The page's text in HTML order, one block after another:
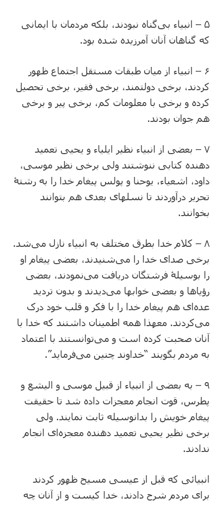
۵ – انبیاء بی‌گناه نبودند، بلکه مردمان با ایمانی
که گناهان آنان آمرزیده شده بود.
۶ – انبیاء از میان طبقات مستقل اجتماع ظهور
کردند، برخی دولتمند، برخی فقیر، برخی تحصیل
کرده و برخی با معلومات کم، برخی پیر و برخی
هم جوان بودند.
۷ – بعضی از انبیاء نظیر ایلیاء و یحیی تعمید
دهنده کتابی ننوشتند ولی برخی نظیر موسی،
داود، اشعیاء، یوحنا و پولس پیغام خدا را به‌ رشتۀ
تحریر درآوردند تا نسلهای بعدی هم بتوانند
بخوانند.
۸ – کلام خدا بطرق مختلف به انبیاء نازل می‌شد.
برخی صدای خدا را می‌شنیدند، بعضی پیغام او
را بوسیلۀ فرشتگان دریافت می‌نمودند، بعضی
رؤیاها و بعضی خوابها می‌دیدند و بدون تردید
عده‌ای هم پیغام خدا را با فکر و قلب خود درک
می‌کردند. معهذا همه اطمینان داشتند که خدا با
آنان صحبت کرده است و می‌توانستند با اعتماد
به مردم بگویند “خداوند چنین می‌فرماید”.
۹ – به بعضی از انبیاء از قبیل موسی و الیشع و
پطرس، قوت انجام معجزات داده شد تا حقیقت
پیغام خویش را بدانوسیله ثابت نمایند. ولی
برخی نظیر یحیی تعمید دهنده معجزه‌ای انجام
ندادند.
انبیائی که قبل از عیسی مسیح ظهور کردند
برای مردم شرح دادند، خدا کیست و از آنان چه